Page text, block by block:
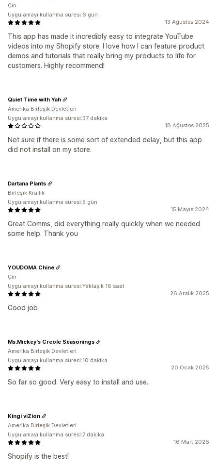
13 Ağustos 2024
This app has made it incredibly easy to integrate YouTube
videos into my Shopify store. I love how I can feature product
demos and tutorials that really bring my products to life for
customers. Highly recommend!
Çin
Uygulamayı kullanma süresi:6 gün
18 Ağustos 2025
Not sure if there is some sort of extended delay, but this app
did not install on my store.
Quiet Time with Yah
Amerika Birleşik Devletleri
Uygulamayı kullanma süresi:37 dakika
15 Mayıs 2024
Great Comms, did everything really quickly when we needed
some help. Thank you
Dartana Plants
Birleşik Krallık
Uygulamayı kullanma süresi:5 gün
26 Aralık 2025
Good job
YOUDOMA Chine
Çin
Uygulamayı kullanma süresi:Yaklaşık 16 saat
20 Ocak 2025
So far so good. Very easy to install and use.
Ms.Mickey's Creole Seasonings
Amerika Birleşik Devletleri
Uygulamayı kullanma süresi:10 dakika
16 Mart 2026
Shopify is the best!
Kingi viZion
Amerika Birleşik Devletleri
Uygulamayı kullanma süresi:7 dakika